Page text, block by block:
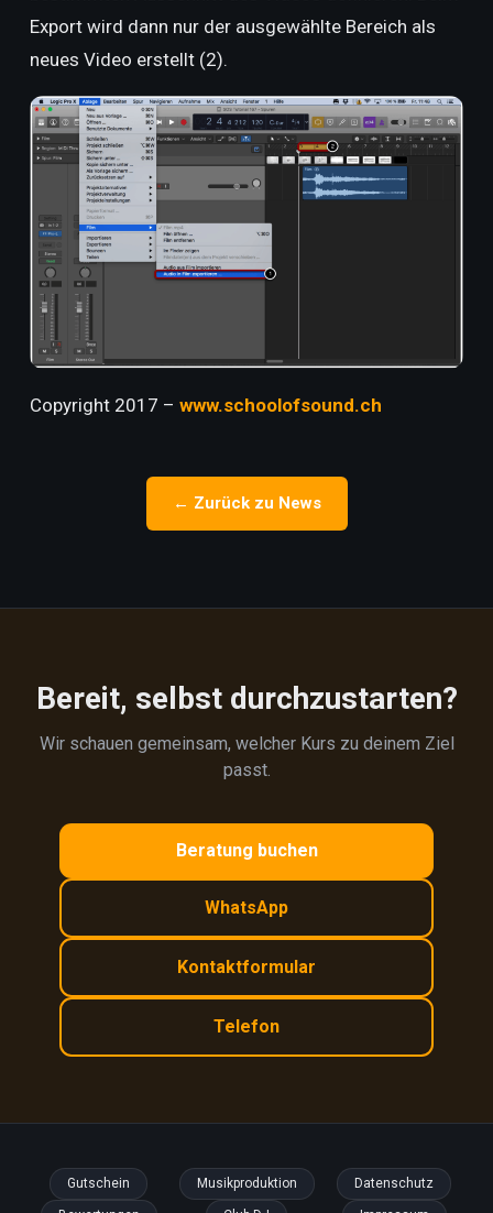
Export wird dann nur der ausgewählte Bereich als
neues Video erstellt (2).
Copyright 2017 – www.schoolofsound.ch
← Zurück zu News
Bereit, selbst durchzustarten?
Wir schauen gemeinsam, welcher Kurs zu deinem Ziel
passt.
Beratung buchen
WhatsApp
Kontaktformular
Telefon
Gutschein Musikproduktion Datenschutz